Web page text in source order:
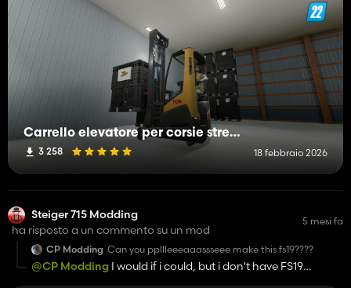
Carrello elevatore per corsie strette TCM RTL140
3 258 18 febbraio 2026
Steiger 715 Modding
ha risposto a un commento su un mod
5 mesi fa
CP Modding Can you ppllleeeaaassseee make this fs19????
@CP Modding I would if i could, but i don't have FS19